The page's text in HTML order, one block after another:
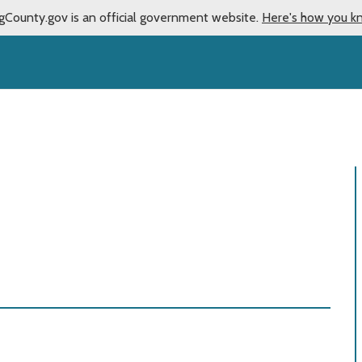
is an official government website. Here's how you